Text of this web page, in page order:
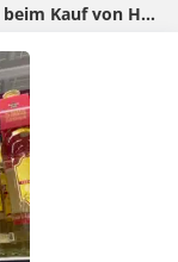
von Havana Club